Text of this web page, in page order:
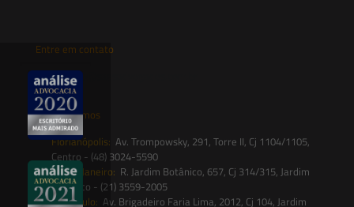
Entre em contato
contato@saesadvogados.com.br
Onde estamos
Florianópolis: Av. Trompowsky, 291, Torre II, Cj 1104/1105,
Centro - (48) 3024-5590
Rio de Janeiro: R. Jardim Botânico, 657, Cj 314/315, Jardim
Botânico - (21) 3559-2005
São Paulo: Av. Brigadeiro Faria Lima, 2012, Cj 104, Jardim